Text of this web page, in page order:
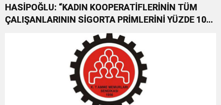
HASİPOĞLU: “KADIN KOOPERATİFLERİNİN TÜM
ÇALIŞANLARININ SİGORTA PRİMLERİNİ YÜZDE 100